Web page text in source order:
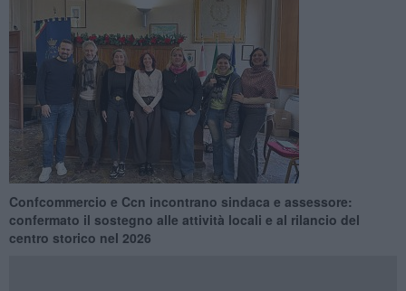
Confcommercio e Ccn incontrano sindaca e assessore:
confermato il sostegno alle attività locali e al rilancio del
centro storico nel 2026